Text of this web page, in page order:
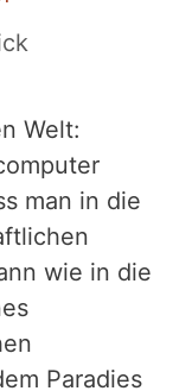
Welt:
man in die
wie in die
Paradies